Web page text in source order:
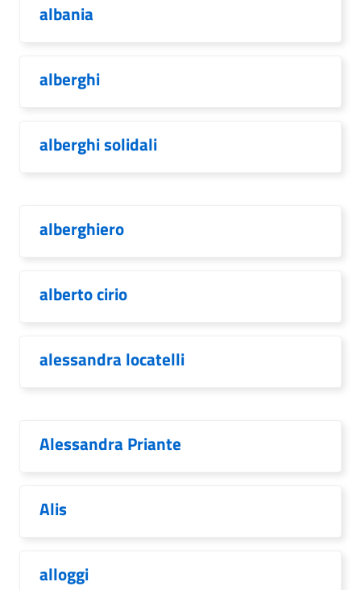
albania
alberghi
alberghi solidali
alberghiero
alberto cirio
alessandra locatelli
Alessandra Priante
Alis
alloggi